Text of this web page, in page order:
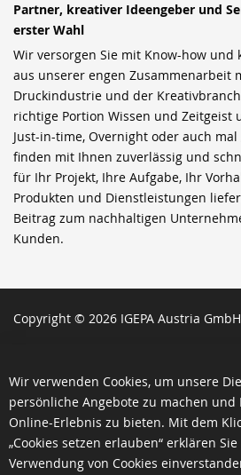
Partner, kreativer Ideengeber und
erster Wahl
Wir versorgen Sie mit Know-how und
aus unserer engen Zusammenarbeit
Druckindustrie und der
richtige Portion Wissen und Zeitgeist
Just-in-time, Overnight oder auch mal
finden mit Ihnen zuverlässig und
für Ihr Projekt, Ihre Aufgabe, Ihr
Produkten und Dienstleistungen
Beitrag zum nachhaltigen
Kunden.
Copyright © 2026 IGEPA Austria GmbH
Wir verwenden Cookies, um unsere
persönliche Angebote zu machen
Online-Erlebnis zu bieten. Mit dem
„Cookies setzen erlauben“ erklären
Verwendung von Cookies